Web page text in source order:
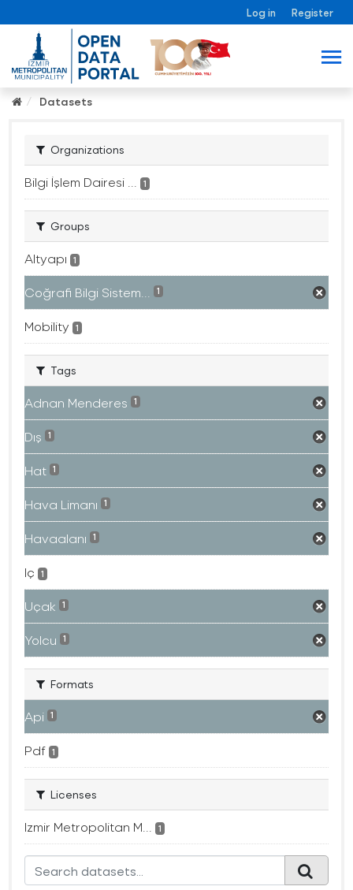
Log in Register
Datasets
Organizations
Bilgi İşlem Dairesi ... 1
Groups
Altyapı 1
Coğrafi Bilgi Sistem... 1
Mobility 1
Tags
Adnan Menderes 1
Dış 1
Hat 1
Hava Limanı 1
Havaalanı 1
Iç 1
Uçak 1
Yolcu 1
Formats
Api 1
Pdf 1
Licenses
Izmir Metropolitan M... 1